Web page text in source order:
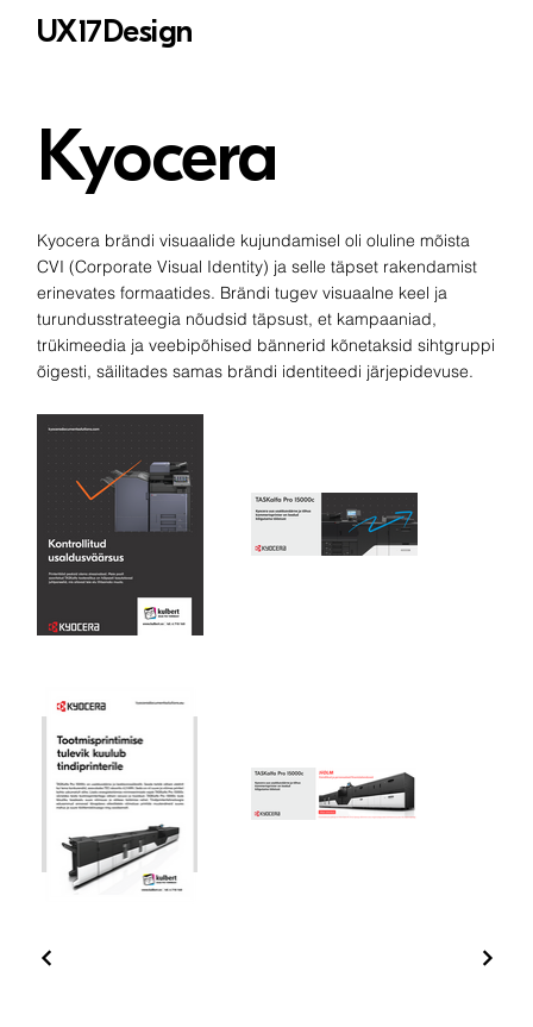
UX17Design
Kyocera
Kyocera brändi visuaalide kujundamisel oli oluline mõista
CVI (Corporate Visual Identity) ja selle täpset rakendamist
erinevates formaatides. Brändi tugev visuaalne keel ja
turundusstrateegia nõudsid täpsust, et kampaaniad,
trükimeedia ja veebipõhised bännerid kõnetaksid sihtgruppi
õigesti, säilitades samas brändi identiteedi järjepidevuse.